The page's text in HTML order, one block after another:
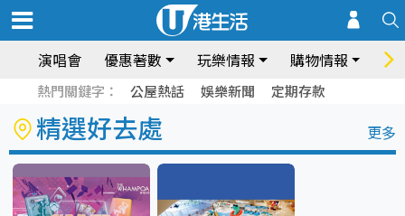
演唱會 優惠著數 玩樂情報 購物情報 飲
熱門關鍵字： 公屋熱話 娛樂新聞 定期存款
精選好去處 更多